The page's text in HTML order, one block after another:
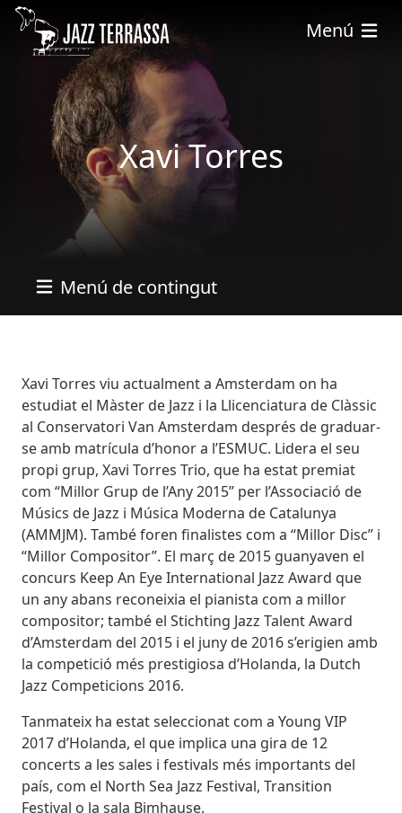
Pasar al contenido principal
Menú
Xavi Torres
Menú de contingut
Bio
Xavi Torres viu actualment a Amsterdam on ha
estudiat el Màster de Jazz i la Llicenciatura de Clàssic
al Conservatori Van Amsterdam després de graduar-
se amb matrícula d’honor a l’ESMUC. Lidera el seu
propi grup, Xavi Torres Trio, que ha estat premiat
com “Millor Grup de l’Any 2015” per l’Associació de
Músics de Jazz i Música Moderna de Catalunya
(AMMJM). També foren finalistes com a “Millor Disc” i
“Millor Compositor”. El març de 2015 guanyaven el
concurs Keep An Eye International Jazz Award que
un any abans reconeixia el pianista com a millor
compositor; també el Stichting Jazz Talent Award
d’Amsterdam del 2015 i el juny de 2016 s’erigien amb
la competició més prestigiosa d’Holanda, la Dutch
Jazz Competicions 2016.
Tanmateix ha estat seleccionat com a Young VIP
2017 d’Holanda, el que implica una gira de 12
concerts a les sales i festivals més importants del
país, com el North Sea Jazz Festival, Transition
Festival o la sala Bimhause.